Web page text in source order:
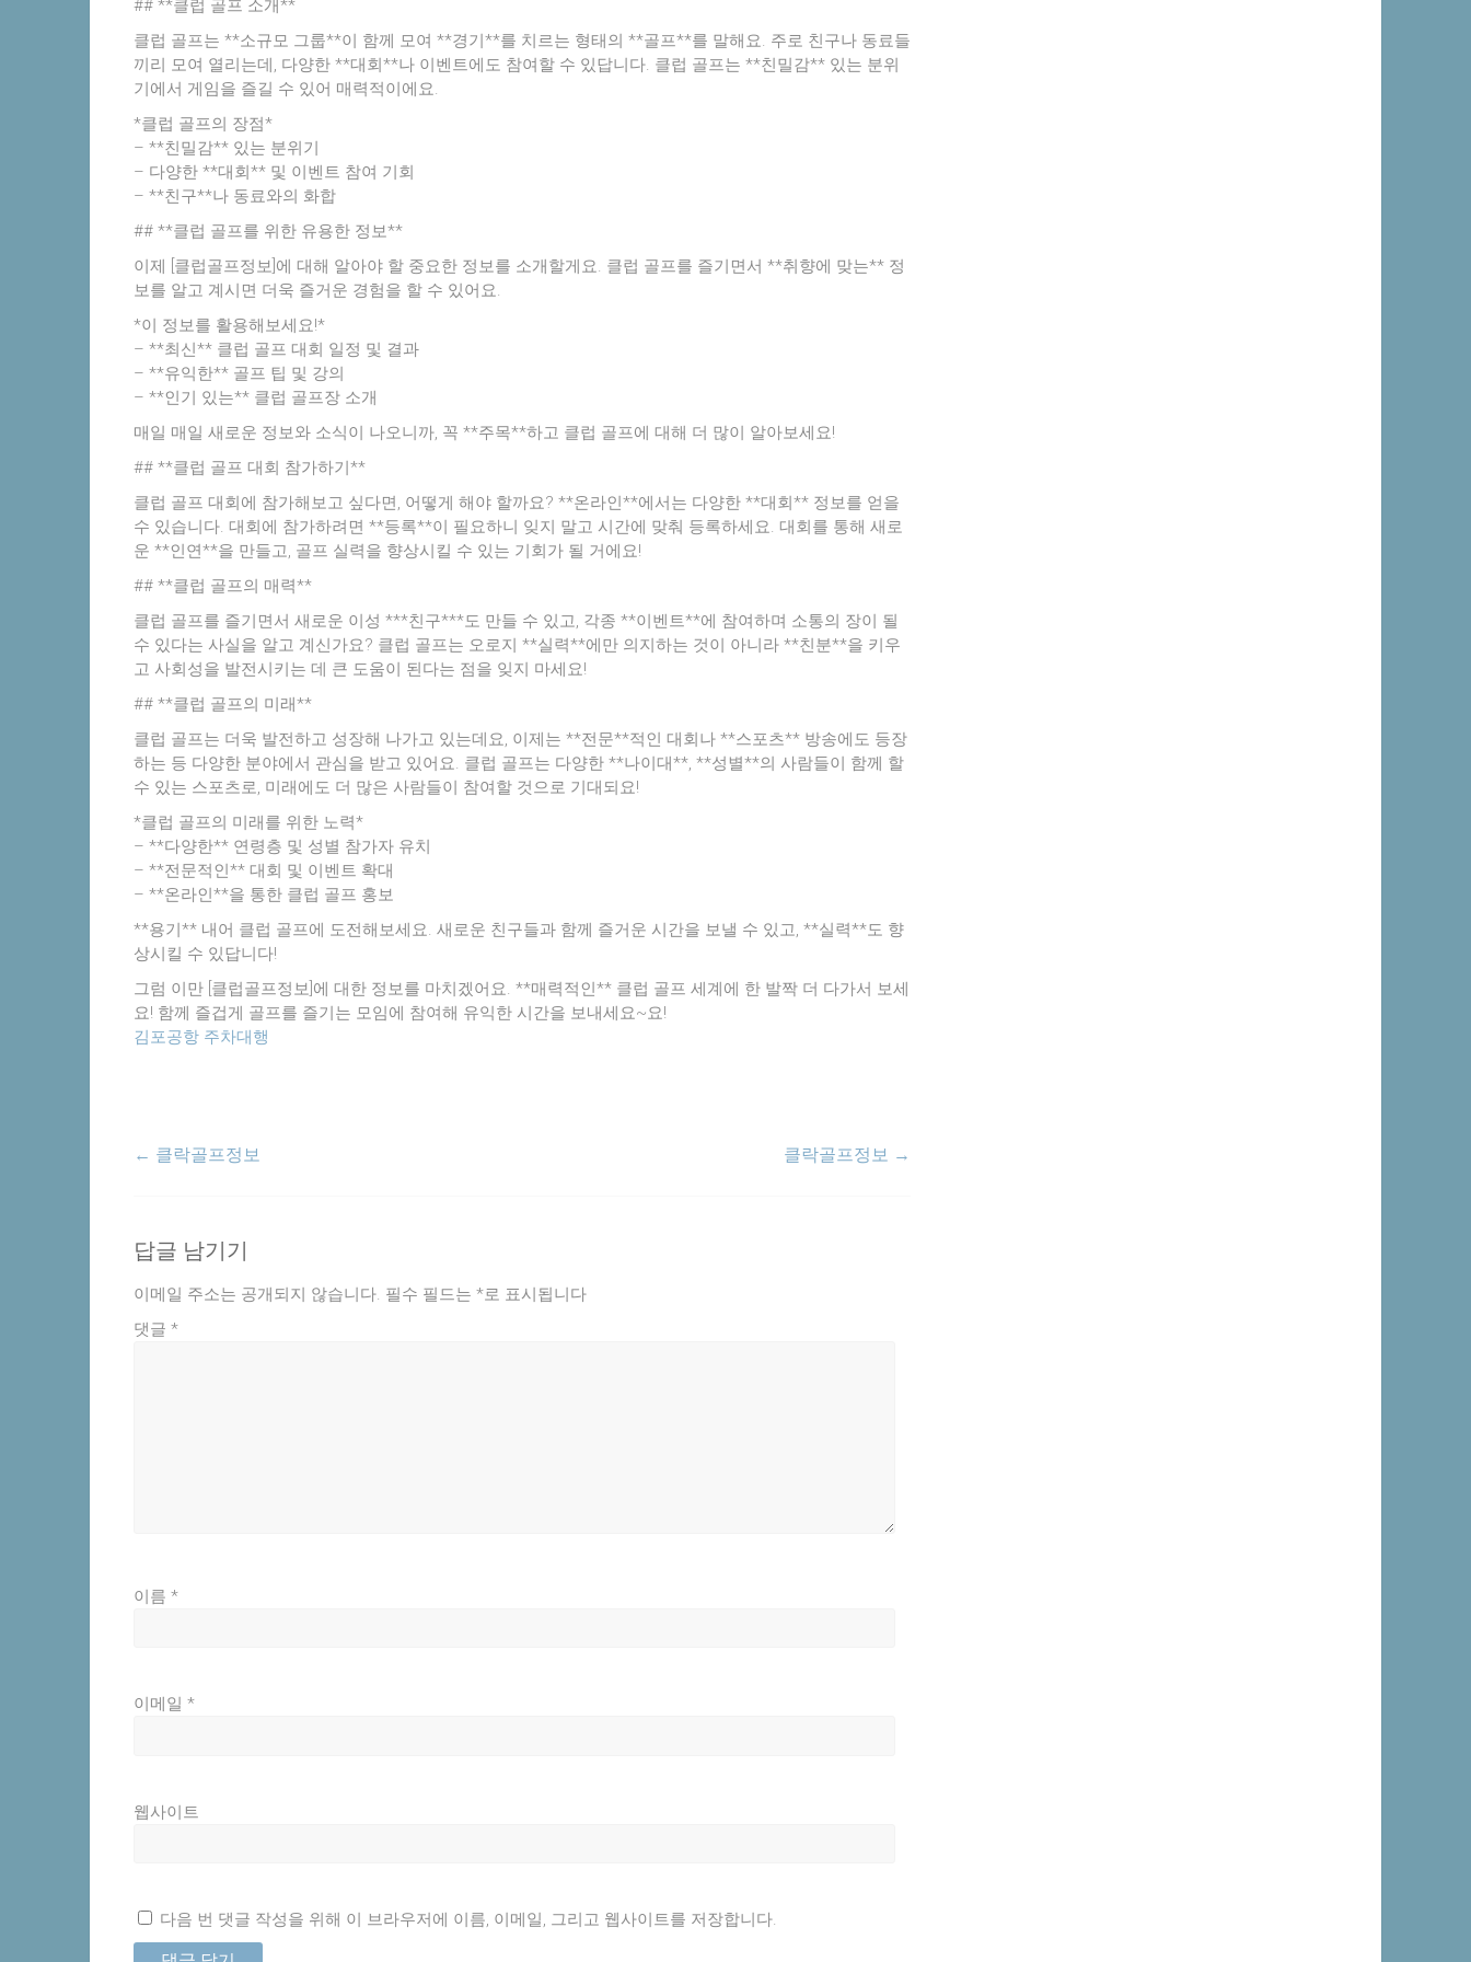
## **클럽 골프 소개**
클럽 골프는 **소규모 그룹**이 함께 모여 **경기**를 치르는 형태의 **골프**를 말해요. 주로 친구나 동료들
끼리 모여 열리는데, 다양한 **대회**나 이벤트에도 참여할 수 있답니다. 클럽 골프는 **친밀감** 있는 분위
기에서 게임을 즐길 수 있어 매력적이에요.
*클럽 골프의 장점*
– **친밀감** 있는 분위기
– 다양한 **대회** 및 이벤트 참여 기회
– **친구**나 동료와의 화합
## **클럽 골프를 위한 유용한 정보**
이제 [클럽골프정보]에 대해 알아야 할 중요한 정보를 소개할게요. 클럽 골프를 즐기면서 **취향에 맞는** 정
보를 알고 계시면 더욱 즐거운 경험을 할 수 있어요.
*이 정보를 활용해보세요!*
– **최신** 클럽 골프 대회 일정 및 결과
– **유익한** 골프 팁 및 강의
– **인기 있는** 클럽 골프장 소개
매일 매일 새로운 정보와 소식이 나오니까, 꼭 **주목**하고 클럽 골프에 대해 더 많이 알아보세요!
## **클럽 골프 대회 참가하기**
클럽 골프 대회에 참가해보고 싶다면, 어떻게 해야 할까요? **온라인**에서는 다양한 **대회** 정보를 얻을
수 있습니다. 대회에 참가하려면 **등록**이 필요하니 잊지 말고 시간에 맞춰 등록하세요. 대회를 통해 새로
운 **인연**을 만들고, 골프 실력을 향상시킬 수 있는 기회가 될 거에요!
## **클럽 골프의 매력**
클럽 골프를 즐기면서 새로운 이성 ***친구***도 만들 수 있고, 각종 **이벤트**에 참여하며 소통의 장이 될
수 있다는 사실을 알고 계신가요? 클럽 골프는 오로지 **실력**에만 의지하는 것이 아니라 **친분**을 키우
고 사회성을 발전시키는 데 큰 도움이 된다는 점을 잊지 마세요!
## **클럽 골프의 미래**
클럽 골프는 더욱 발전하고 성장해 나가고 있는데요, 이제는 **전문**적인 대회나 **스포츠** 방송에도 등장
하는 등 다양한 분야에서 관심을 받고 있어요. 클럽 골프는 다양한 **나이대**, **성별**의 사람들이 함께 할
수 있는 스포츠로, 미래에도 더 많은 사람들이 참여할 것으로 기대되요!
*클럽 골프의 미래를 위한 노력*
– **다양한** 연령층 및 성별 참가자 유치
– **전문적인** 대회 및 이벤트 확대
– **온라인**을 통한 클럽 골프 홍보
**용기** 내어 클럽 골프에 도전해보세요. 새로운 친구들과 함께 즐거운 시간을 보낼 수 있고, **실력**도 향
상시킬 수 있답니다!
그럼 이만 [클럽골프정보]에 대한 정보를 마치겠어요. **매력적인** 클럽 골프 세계에 한 발짝 더 다가서 보세
요! 함께 즐겁게 골프를 즐기는 모임에 참여해 유익한 시간을 보내세요~요!
김포공항 주차대행
← 클락골프정보 클락골프정보 →
답글 남기기
이메일 주소는 공개되지 않습니다. 필수 필드는 *로 표시됩니다
댓글 *
이름 *
이메일 *
웹사이트
다음 번 댓글 작성을 위해 이 브라우저에 이름, 이메일, 그리고 웹사이트를 저장합니다.